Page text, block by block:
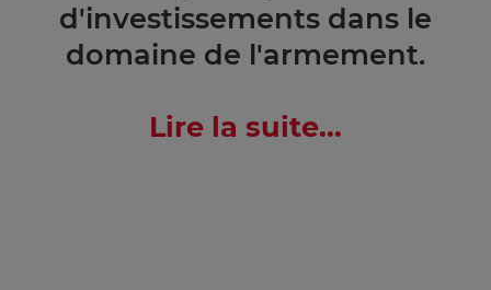
d'investissements dans le
domaine de l'armement.
Lire la suite...